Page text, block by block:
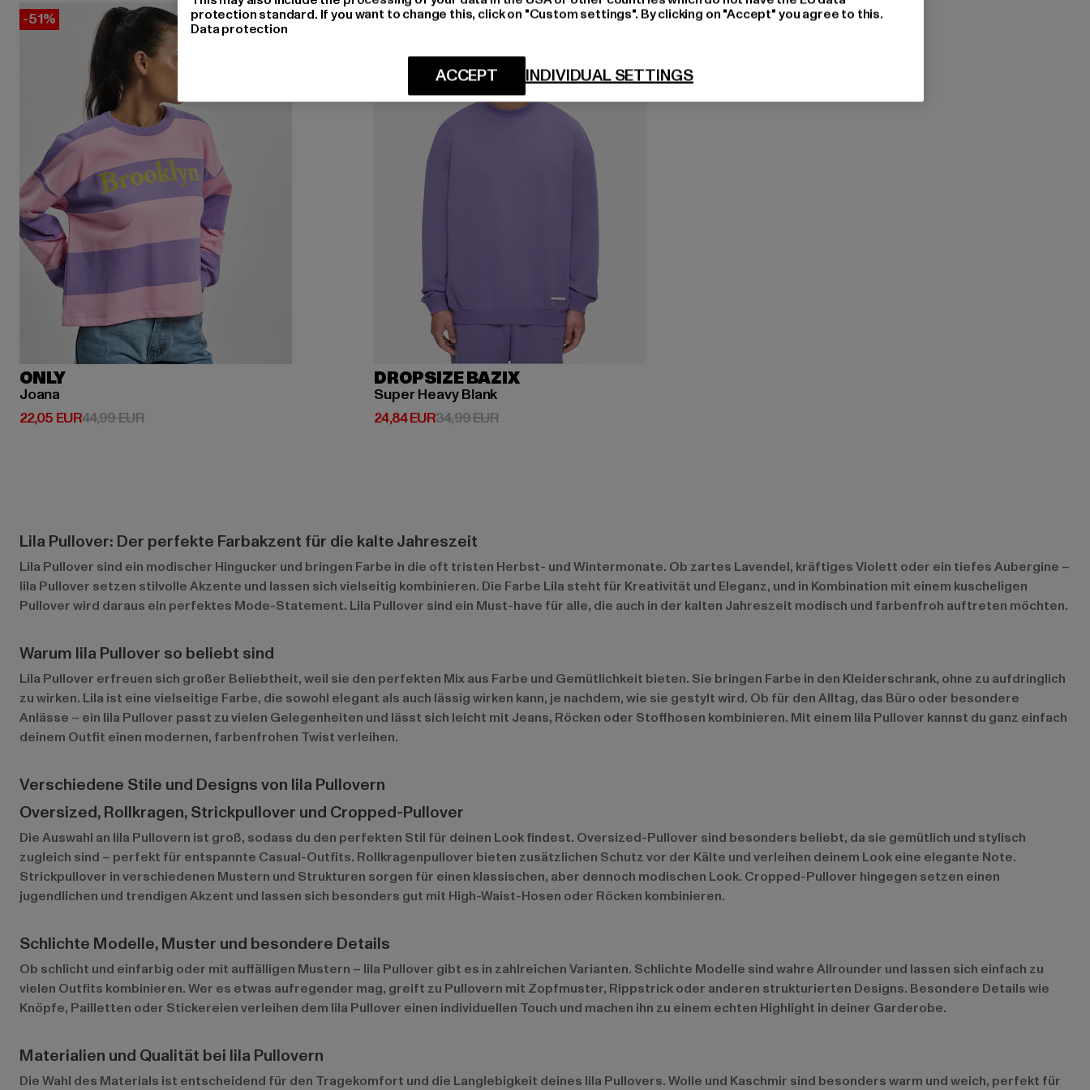
-51%
ONLY
Joana
22,05 EUR
Derzeitiger Preis: 22,05 EUR
44,99 EURAktionspreis: 44,99 EUR
-29%
DROPSIZE BAZIX
Super Heavy Blank
24,84 EUR
Derzeitiger Preis: 24,84 EUR
34,99 EURAktionspreis: 34,99 EUR
Lila Pullover: Der perfekte Farbakzent für die kalte Jahreszeit
Lila Pullover sind ein modischer Hingucker und bringen Farbe in die oft tristen Herbst- und Wintermonate. Ob zartes Lavendel, kräftiges Violett oder ein tiefes Aubergine –
lila Pullover setzen stilvolle Akzente und lassen sich vielseitig kombinieren. Die Farbe Lila steht für Kreativität und Eleganz, und in Kombination mit einem kuscheligen
Pullover wird daraus ein perfektes Mode-Statement. Lila Pullover sind ein Must-have für alle, die auch in der kalten Jahreszeit modisch und farbenfroh auftreten möchten.
Warum lila Pullover so beliebt sind
Lila Pullover erfreuen sich großer Beliebtheit, weil sie den perfekten Mix aus Farbe und Gemütlichkeit bieten. Sie bringen Farbe in den Kleiderschrank, ohne zu aufdringlich
zu wirken. Lila ist eine vielseitige Farbe, die sowohl elegant als auch lässig wirken kann, je nachdem, wie sie gestylt wird. Ob für den Alltag, das Büro oder besondere
Anlässe – ein lila Pullover passt zu vielen Gelegenheiten und lässt sich leicht mit Jeans, Röcken oder Stoffhosen kombinieren. Mit einem lila Pullover kannst du ganz einfach
deinem Outfit einen modernen, farbenfrohen Twist verleihen.
Verschiedene Stile und Designs von lila Pullovern
Oversized, Rollkragen, Strickpullover und Cropped-Pullover
Die Auswahl an lila Pullovern ist groß, sodass du den perfekten Stil für deinen Look findest. Oversized-Pullover sind besonders beliebt, da sie gemütlich und stylisch
zugleich sind – perfekt für entspannte Casual-Outfits. Rollkragenpullover bieten zusätzlichen Schutz vor der Kälte und verleihen deinem Look eine elegante Note.
Strickpullover in verschiedenen Mustern und Strukturen sorgen für einen klassischen, aber dennoch modischen Look. Cropped-Pullover hingegen setzen einen
jugendlichen und trendigen Akzent und lassen sich besonders gut mit High-Waist-Hosen oder Röcken kombinieren.
Schlichte Modelle, Muster und besondere Details
Ob schlicht und einfarbig oder mit auffälligen Mustern – lila Pullover gibt es in zahlreichen Varianten. Schlichte Modelle sind wahre Allrounder und lassen sich einfach zu
vielen Outfits kombinieren. Wer es etwas aufregender mag, greift zu Pullovern mit Zopfmuster, Rippstrick oder anderen strukturierten Designs. Besondere Details wie
Knöpfe, Pailletten oder Stickereien verleihen dem lila Pullover einen individuellen Touch und machen ihn zu einem echten Highlight in deiner Garderobe.
Materialien und Qualität bei lila Pullovern
Die Wahl des Materials ist entscheidend für den Tragekomfort und die Langlebigkeit deines lila Pullovers. Wolle und Kaschmir sind besonders warm und weich, perfekt für
protection standard. If you want to change this, click on "Custom settings". By clicking on "Accept" you agree to this.
Data protection
INDIVIDUAL SETTINGS
ACCEPT